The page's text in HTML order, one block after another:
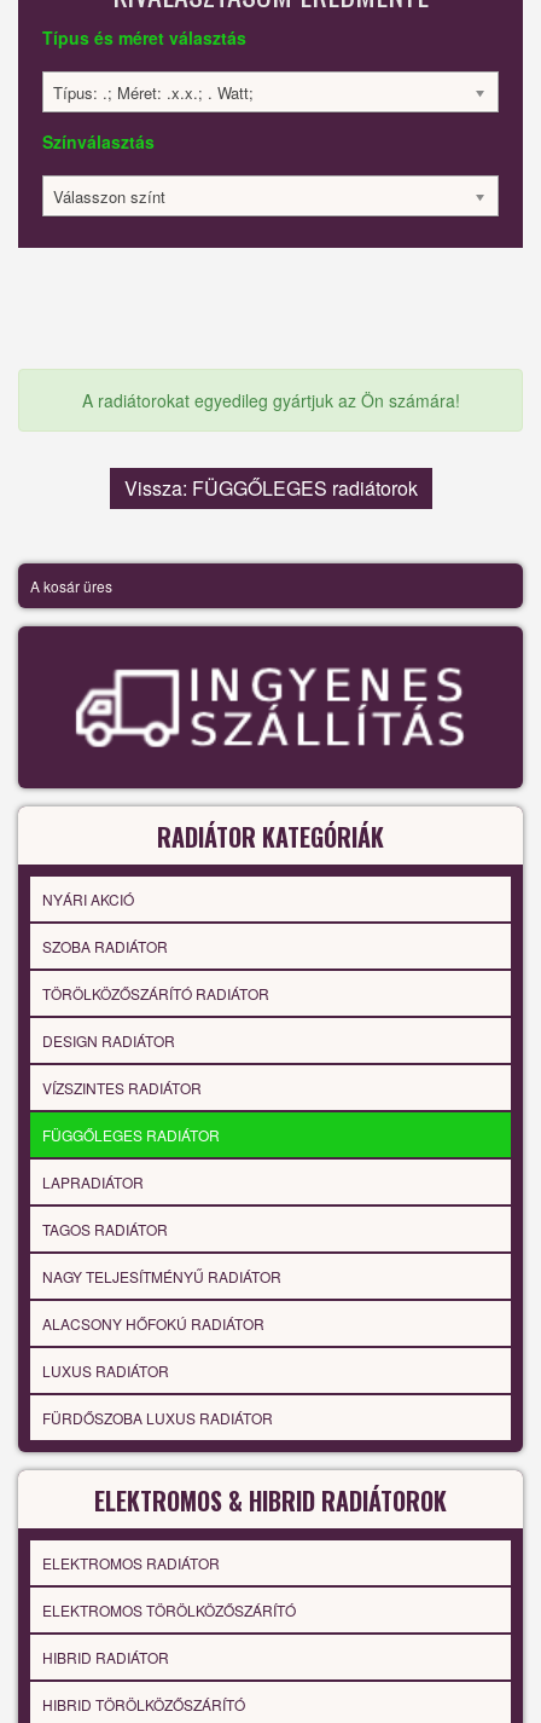
Típus és méret választás
Típus: .; Méret: .x.x.; . Watt;
Színválasztás
Válasszon színt
A radiátorokat egyedileg gyártjuk az Ön számára!
Vissza: FÜGGŐLEGES radiátorok
A kosár üres
RADIÁTOR KATEGÓRIÁK
NYÁRI AKCIÓ
SZOBA RADIÁTOR
TÖRÖLKÖZŐSZÁRÍTÓ RADIÁTOR
DESIGN RADIÁTOR
VÍZSZINTES RADIÁTOR
FÜGGŐLEGES RADIÁTOR
LAPRADIÁTOR
TAGOS RADIÁTOR
NAGY TELJESÍTMÉNYŰ RADIÁTOR
ALACSONY HŐFOKÚ RADIÁTOR
LUXUS RADIÁTOR
FÜRDŐSZOBA LUXUS RADIÁTOR
ELEKTROMOS & HIBRID RADIÁTOROK
ELEKTROMOS RADIÁTOR
ELEKTROMOS TÖRÖLKÖZŐSZÁRÍTÓ
HIBRID RADIÁTOR
HIBRID TÖRÖLKÖZŐSZÁRÍTÓ